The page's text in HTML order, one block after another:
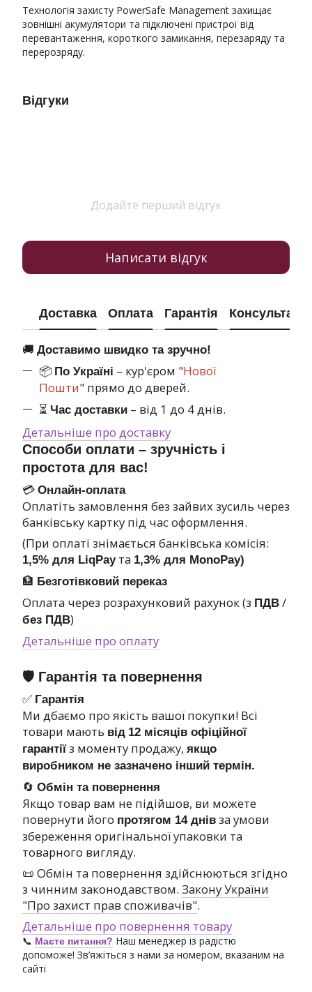
Технологія захисту PowerSafe Management захищає
зовнішні акумулятори та підключені пристрої від
перевантаження, короткого замикання, перезаряду та
перерозряду.
Відгуки
Додайте перший відгук
Написати відгук
Доставка Оплата Гарантія Консультація
🚚 Доставимо швидко та зручно!
📦 По Україні – кур'єром "Нової
Пошти" прямо до дверей.
⏳ Час доставки – від 1 до 4 днів.
Детальніше про доставку
Способи оплати – зручність і
простота для вас!
💳 Онлайн-оплата
Оплатіть замовлення без зайвих зусиль через
банківську картку під час оформлення.
(При оплаті знімається банківська комісія:
1,5% для LiqPayта 1,3% для MonoPay)
🏦 Безготівковий переказ
Оплата через розрахунковий рахунок (з ПДВ /
без ПДВ)
Детальніше про оплату
🛡 Гарантія та повернення
✅ Гарантія
Ми дбаємо про якість вашої покупки! Всі
товари мають від 12 місяців офіційної
гарантії з моменту продажу, якщо
виробником не зазначено інший термін.
🔄 Обмін та повернення
Якщо товар вам не підійшов, ви можете
повернути його протягом 14 днів за умови
збереження оригінальної упаковки та
товарного вигляду.
📜 Обмін та повернення здійснюються згідно
з чинним законодавством. Закону України
"Про захист прав споживачів".
Детальніше про повернення товару
📞 Маєте питання? Наш менеджер із радістю
допоможе! Зв’яжіться з нами за номером, вказаним на
сайті